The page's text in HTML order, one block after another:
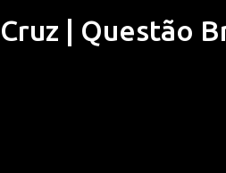
| Questão